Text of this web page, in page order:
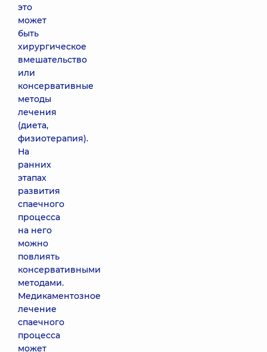
это
может
быть
хирургическое
вмешательство
или
консервативные
методы
лечения
(диета,
физиотерапия).
На
ранних
этапах
развития
спаечного
процесса
на него
можно
повлиять
консервативными
методами.
Медикаментозное
лечение
спаечного
процесса
может